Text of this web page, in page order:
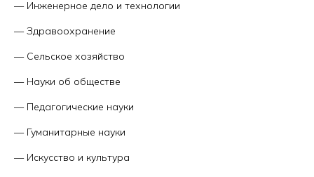
— Инженерное дело и технологии
— Здравоохранение
— Сельское хозяйство
— Науки об обществе
— Педагогические науки
— Гуманитарные науки
— Искусство и культура